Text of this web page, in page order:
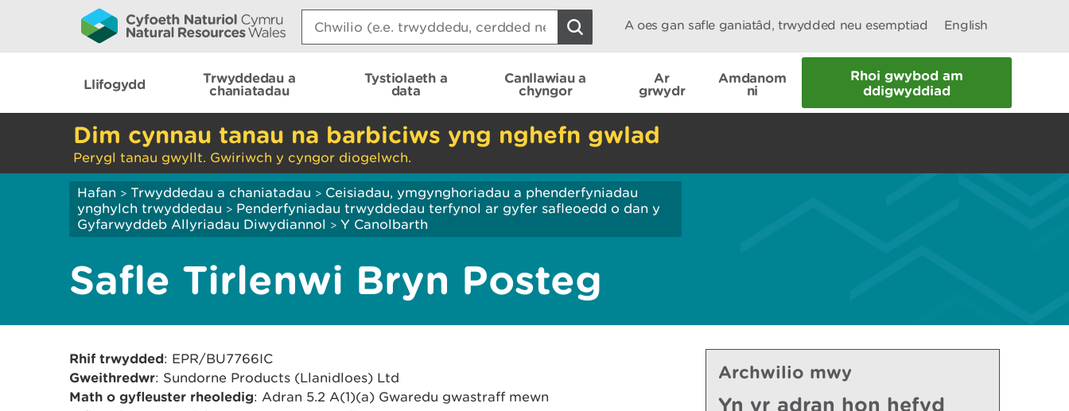
Search:
A oes gan safle ganiatâd, trwydded neu esemptiad English
Llifogydd
Trwyddedau a
chaniatadau
Tystiolaeth a
data
Canllawiau a
chyngor
Ar
grwydr
Amdanom
ni
Rhoi gwybod am
ddigwyddiad
Dim cynnau tanau na barbiciws yng nghefn gwlad
Perygl tanau gwyllt. Gwiriwch y cyngor diogelwch.
Hafan > Trwyddedau a chaniatadau > Ceisiadau, ymgynghoriadau a phenderfyniadau
ynghylch trwyddedau > Penderfyniadau trwyddedau terfynol ar gyfer safleoedd o dan y
Gyfarwyddeb Allyriadau Diwydiannol > Y Canolbarth
Safle Tirlenwi Bryn Posteg
Rhif trwydded: EPR/BU7766IC
Gweithredwr: Sundorne Products (Llanidloes) Ltd
Math o gyfleuster rheoledig: Adran 5.2 A(1)(a) Gwaredu gwastraff mewn
Archwilio mwy
Yn yr adran hon hefyd